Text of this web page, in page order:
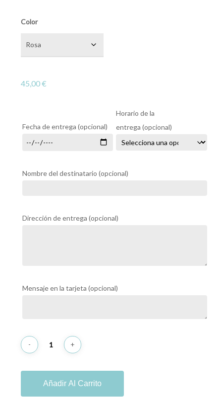
Color
45,00€
Fecha de entrega (opcional)
Horario de la
entrega(opcional)
Nombre del destinatario (opcional)
Dirección de entrega (opcional)
Mensaje en la tarjeta (opcional)
Añadir Al Carrito